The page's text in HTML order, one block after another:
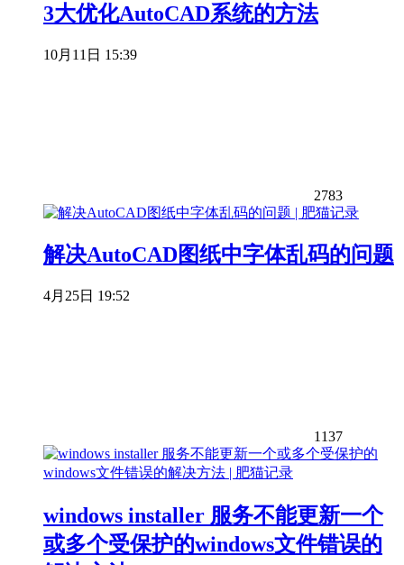
3大优化AutoCAD系统的方法
10月11日 15:39
2783
解决AutoCAD图纸中字体乱码的问题
4月25日 19:52
1137
windows installer 服务不能更新一个
或多个受保护的windows文件错误的